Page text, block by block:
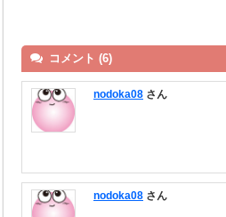
コメント (6)
nodoka08 さん
nodoka08 さん